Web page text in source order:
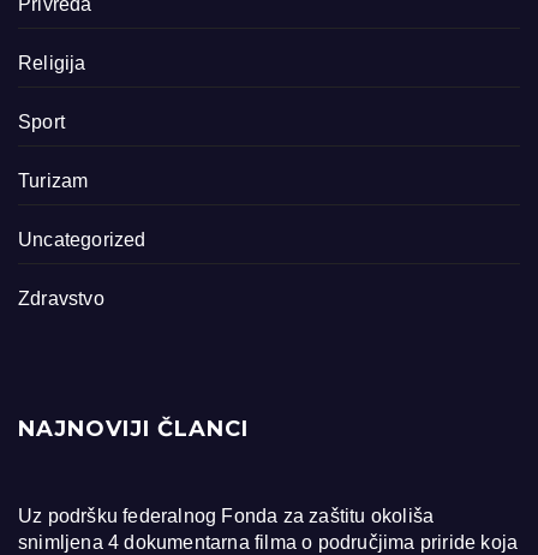
Religija
Sport
Turizam
Uncategorized
Zdravstvo
NAJNOVIJI ČLANCI
Uz podršku federalnog Fonda za zaštitu okoliša
snimljena 4 dokumentarna filma o područjima priride koja